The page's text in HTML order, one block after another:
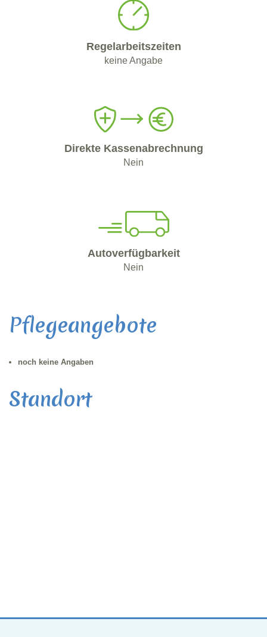
Regelarbeitszeiten
keine Angabe
Direkte Kassenabrechnung
Nein
Autoverfügbarkeit
Nein
Pflegeangebote
noch keine Angaben
Standort